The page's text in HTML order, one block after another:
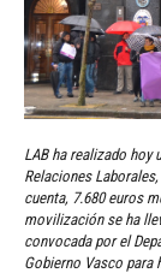
LAB ha realizado hoy
Relaciones
cuenta, 7.680 euros
movilización se ha
convocada por el
Gobierno Vasco para